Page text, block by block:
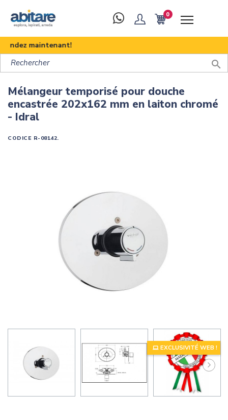
0
maintenant!

Mélangeur temporisé pour douche
encastrée 202x162 mm en laiton chromé
- Idral
CODICE R-08142.
EXCLUSIVITÉ WEB !